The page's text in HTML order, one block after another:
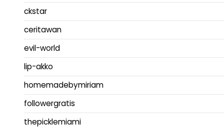
ckstar
ceritawan
evil-world
lip-akko
homemadebymiriam
followergratis
thepicklemiami